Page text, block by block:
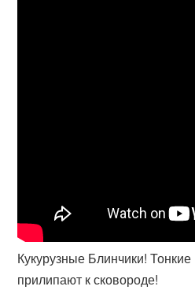
Кукурузные Блинчики!
прилипают к сковороде!